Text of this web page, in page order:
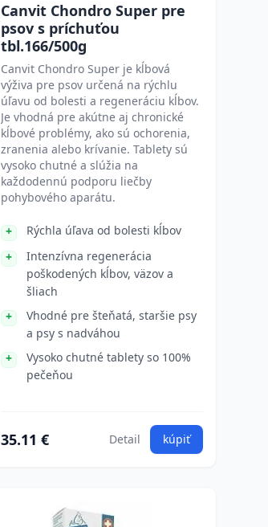
Canvit Chondro Super pre
psov s príchuťou
tbl.166/500g
Canvit Chondro Super je kĺbová
výživa pre psov určená na rýchlu
úľavu od bolesti a regeneráciu kĺbov.
Je vhodná pre akútne aj chronické
kĺbové problémy, ako sú ochorenia,
zranenia alebo krívanie. Tablety sú
vysoko chutné a slúžia na
každodennú podporu liečby
pohybového aparátu.
Rýchla úľava od bolesti kĺbov
Intenzívna regenerácia
poškodených kĺbov, väzov a
šliach
Vhodné pre šteňatá, staršie psy
a psy s nadváhou
Vysoko chutné tablety so 100%
pečeňou
35.11 € Detail kúpiť